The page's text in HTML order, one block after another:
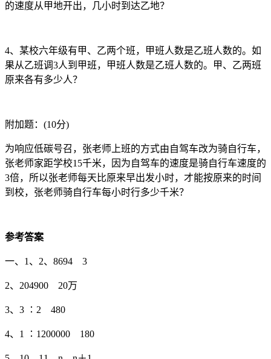
的速度从甲地开出，几小时到达乙地？
4、某校六年级有甲、乙两个班，甲班人数是乙班人数的。如
果从乙班调3人到甲班，甲班人数是乙班人数的。甲、乙两班
原来各有多少人？
附加题：(10分)
为响应低碳号召，张老师上班的方式由自驾车改为骑自行车，
张老师家距学校15千米，因为自驾车的速度是骑自行车速度的
3倍，所以张老师每天比原来早出发小时，才能按原来的时间
到校，张老师骑自行车每小时行多少千米？
参考答案
一、1、2、8694 3
2、204900 20万
3、3 ∶2 480
4、1 ∶1200000 180